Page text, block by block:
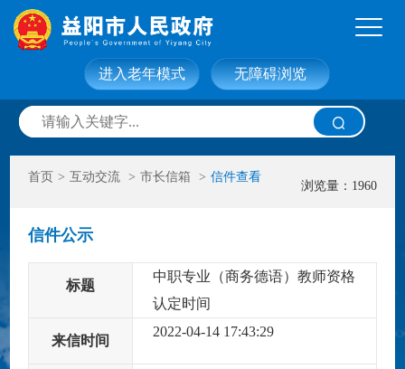
网站首页 走进益阳
信息公开 政务服务
无障碍浏览
进入老年模式
首页 > 互动交流 > 市长信箱 > 信件查看
浏览量：1960
信件公示
标题
中职专业（商务德语）教师资格
认定时间
来信时间
2022-04-14 17:43:29